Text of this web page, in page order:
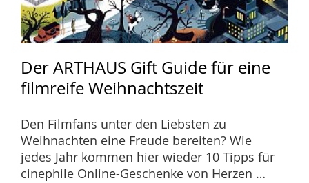
Der ARTHAUS Gift Guide für eine
filmreife Weihnachtszeit
Den Filmfans unter den Liebsten zu
Weihnachten eine Freude bereiten? Wie
jedes Jahr kommen hier wieder 10 Tipps für
cinephile Online-Geschenke von Herzen …